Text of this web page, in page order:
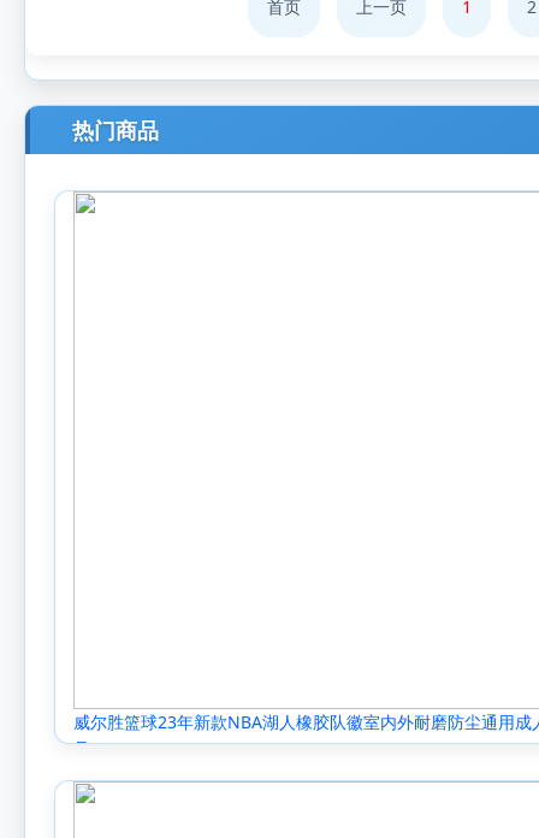
首页 上一页 1 2
热门商品
威尔胜篮球23年新款NBA湖人橡胶队徽室内外耐磨防尘通用成
号